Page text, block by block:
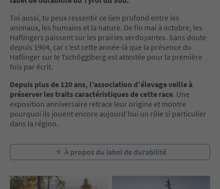
Toi aussi, tu peux ressentir ce lien profond entre les
animaux, les humains et la nature. De fin mai à octobre, les
Haflingers paissent sur les prairies verdoyantes. Sans doute
depuis 1904, car c’est cette année-là que la présence du
Haflinger sur le Tschögglberg est attestée pour la première
fois par écrit.
Depuis plus de 120 ans, l’association d’élevage veille à
préserver les traits caractéristiques de cette race. Une
exposition anniversaire retrace leur origine et montre
pourquoi ils jouent encore aujourd’hui un rôle si particulier
dans la région.
À propos du label de durabilité